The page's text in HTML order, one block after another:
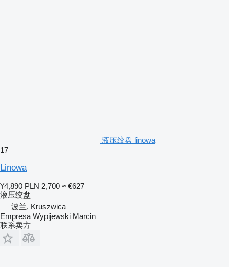
液压绞盘 linowa
17
Linowa
¥4,890 PLN 2,700 ≈ €627
液压绞盘
波兰, Kruszwica
Empresa Wypijewski Marcin
联系卖方